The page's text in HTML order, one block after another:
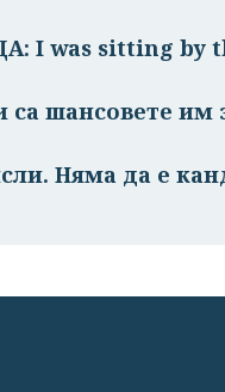
I was sitting by
шансовете им
Няма да е